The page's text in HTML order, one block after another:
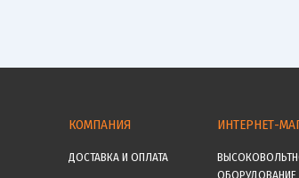
КОМПАНИЯ
ДОСТАВКА И ОПЛАТА
ИНТЕРНЕТ-
ОБОРУДОВАНИЕ